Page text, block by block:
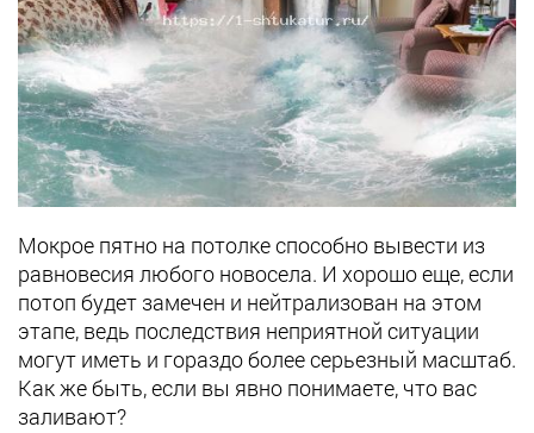
Мокрое пятно на потолке способно вывести из
равновесия любого новосела. И хорошо еще, если
потоп будет замечен и нейтрализован на этом
этапе, ведь последствия неприятной ситуации
могут иметь и гораздо более серьезный масштаб.
Как же быть, если вы явно понимаете, что вас
заливают?